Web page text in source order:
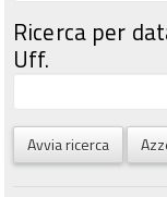
Ricerca per
Uff.
Avvia ricerca